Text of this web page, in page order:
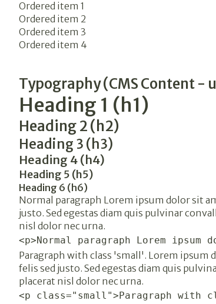
Ordered item 1
Ordered item 2
Ordered item 3
Ordered item 4
Typography (CMS Content -
Heading 1 (h1)
Heading 2 (h2)
Heading 3 (h3)
Heading 4 (h4)
Heading 5 (h5)
Heading 6 (h6)
Normal paragraph Lorem ipsum dolor sit
justo. Sed egestas diam quis pulvinar
nisl dolor nec urna.
<p>Normal paragraph Lorem
Paragraph with class 'small'. Lorem
felis sed justo. Sed egestas diam quis
placerat nisl dolor nec urna.
<p class="small">Paragraph